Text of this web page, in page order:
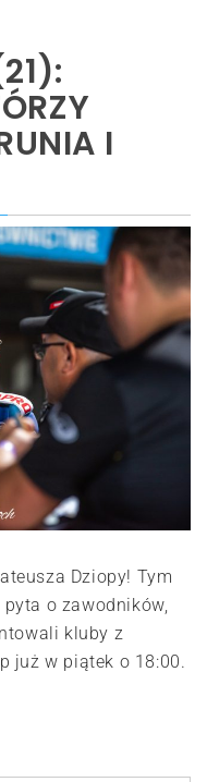
I
Dziopy! Tym
o zawodników,
kluby z
już w piątek o 18:00.